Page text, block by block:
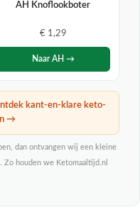
AH Knoflookboter
€ 1,29
Naar AH →
kant-en-klare keto-
→
dan ontvangen wij een kleine
houden we Ketomaaltijd.nl